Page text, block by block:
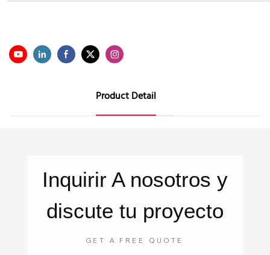
Product Detail
Inquirir A nosotros y
discute tu proyecto
GET A FREE QUOTE